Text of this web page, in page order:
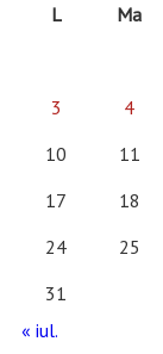
L
Ma
3
4
10
11
17
18
24
25
31
« iul.